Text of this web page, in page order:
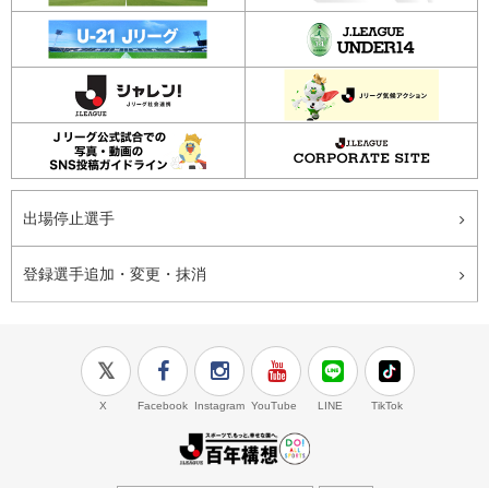
出場停止選手
登録選手追加・変更・抹消
X Facebook Instagram YouTube LINE TikTok